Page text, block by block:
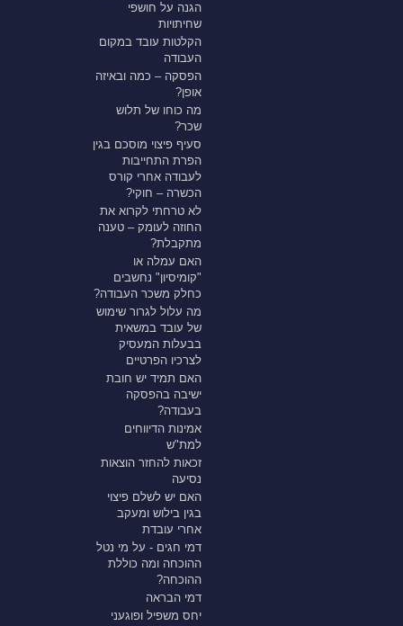
הגנה על חושפי
שחיתויות
הקלטות עובד במקום
העבודה
הפסקה – כמה ובאיזה
אופן?
מה כוחו של תלוש
שכר?
סעיף פיצוי מוסכם בגין
הפרת התחייבות
לעבודה אחרי קורס
הכשרה – חוקי?
לא טרחתי לקרוא את
החוזה לעומק – טענה
מתקבלת?
האם עמלה או
"קומיסיון" נחשבים
כחלק משכר העבודה?
מה עלול לגרור שימוש
של עובד במשאית
בבעלות המעסיק
לצרכיו הפרטיים
האם תמיד יש חובת
ישיבה בהפסקה
בעבודה?
אמינות הדיווחים
למת"ש
זכאות להחזר הוצאות
נסיעה
האם יש לשלם פיצוי
בגין בילוש ומעקב
אחרי עובדת
דמי חגים - על מי נטל
ההוכחה ומה כוללת
ההוכחה?
דמי הבראה
יחס משפיל ופוגעני